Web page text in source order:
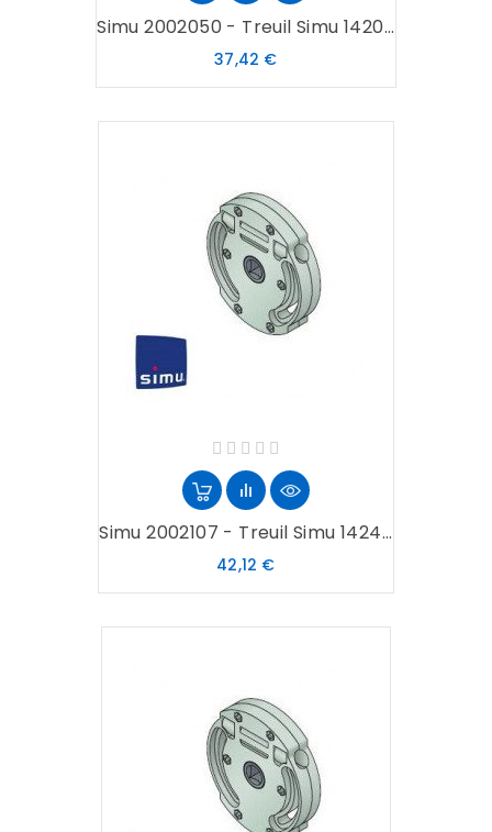
Simu 2002050 - Treuil Simu 1420...
37,42 €Prix
Simu 2002107 - Treuil Simu 1424...
42,12 €Prix